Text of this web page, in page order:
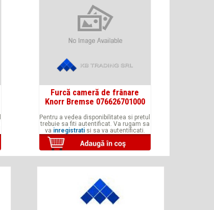
Furcă cameră de frânare
Knorr Bremse 076626701000
Pentru a vedea disponibilitatea si pretul
trebuie sa fiti autentificat. Va rugam sa
va inregistratisi sa va autentificati.